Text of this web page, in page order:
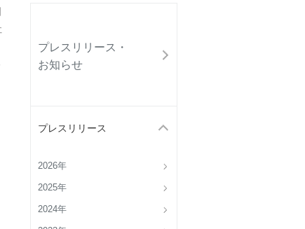
プレスリリース・
お知らせ
プレスリリース
2026年
2025年
2024年